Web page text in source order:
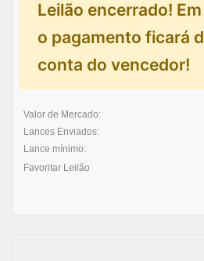
Leilão encerrado!
o pagamento ficará
conta do vencedor!
Valor de Mercado:
Lances Enviados:
Lance mínimo:
Favoritar Leilão